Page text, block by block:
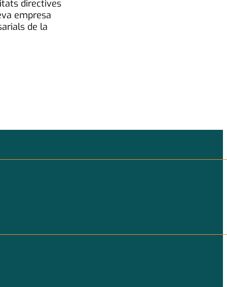
directives
empresa
de la